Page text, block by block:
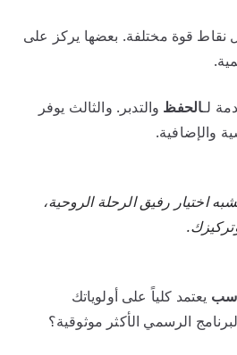
نقاط قوة مختلفة. بعضها يركز على
لـالحفظ والتدبر. والثالث يوفر
والإضافية.
اختيار رفيق الرحلة الروحية،
يعتمد كلياً على أولوياتك
الرسمي الأكثر موثوقية؟